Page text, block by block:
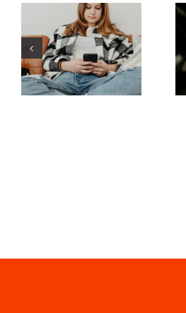
Innovative
strategier til
at øge
synligheden
af
Facebook-